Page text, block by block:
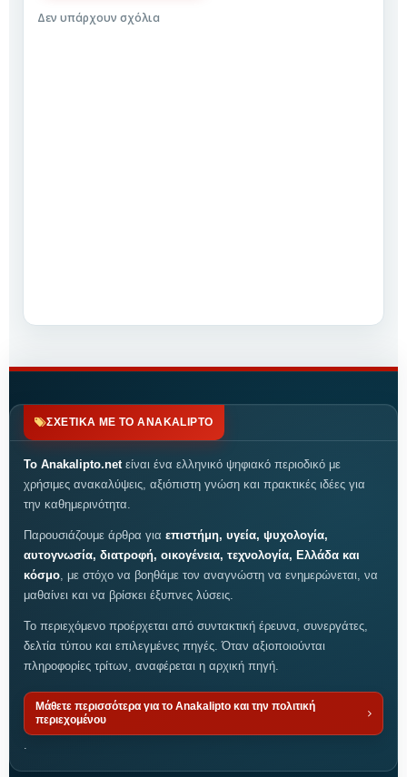
Δεν υπάρχουν σχόλια
ΣΧΕΤΙΚΑ ΜΕ ΤΟ ANAKALIPTO
Το Anakalipto.netείναι ένα ελληνικό ψηφιακό περιοδικό με
χρήσιμες ανακαλύψεις, αξιόπιστη γνώση και πρακτικές ιδέες για
την καθημερινότητα.
Παρουσιάζουμε άρθρα για επιστήμη, υγεία, ψυχολογία,
αυτογνωσία, διατροφή, οικογένεια, τεχνολογία, Ελλάδα και
κόσμο, με στόχο να βοηθάμε τον αναγνώστη να ενημερώνεται, να
μαθαίνει και να βρίσκει έξυπνες λύσεις.
Το περιεχόμενο προέρχεται από συντακτική έρευνα, συνεργάτες,
δελτία τύπου και επιλεγμένες πηγές. Όταν αξιοποιούνται
πληροφορίες τρίτων, αναφέρεται η αρχική πηγή.
Μάθετε περισσότερα για το Anakalipto και την πολιτική
περιεχομένου
.